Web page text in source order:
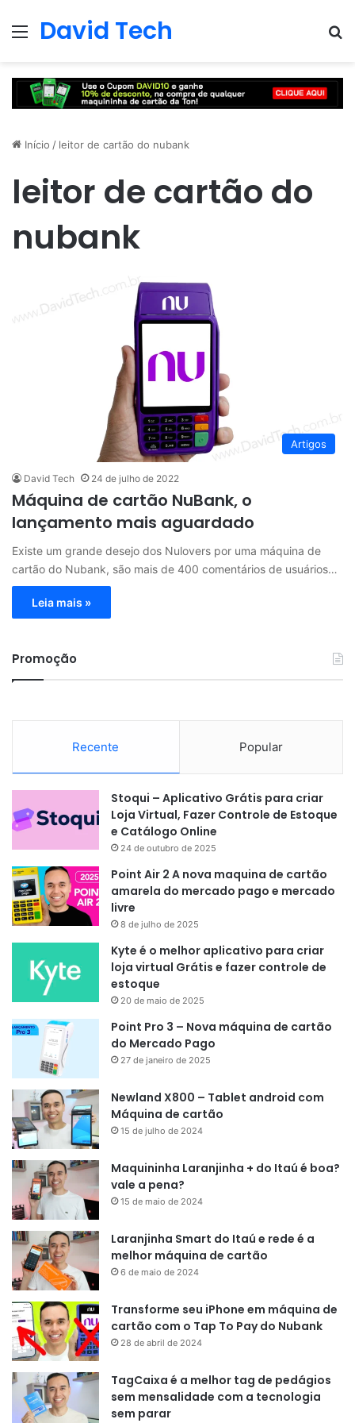
Menu
David Tech
Início / leitor de cartão do nubank
leitor de cartão do
nubank
Artigos
David Tech 24 de julho de 2022
Máquina de cartão NuBank, o
lançamento mais aguardado
Existe um grande desejo dos Nulovers por uma máquina de
cartão do Nubank, são mais de 400 comentários de usuários…
Leia mais »
Promoção
Recente Popular
Stoqui – Aplicativo Grátis para criar
Loja Virtual, Fazer Controle de Estoque
e Catálogo Online
24 de outubro de 2025
Point Air 2 A nova maquina de cartão
amarela do mercado pago e mercado
livre
8 de julho de 2025
Kyte é o melhor aplicativo para criar
loja virtual Grátis e fazer controle de
estoque
20 de maio de 2025
Point Pro 3 – Nova máquina de cartão
do Mercado Pago
27 de janeiro de 2025
Newland X800 – Tablet android com
Máquina de cartão
15 de julho de 2024
Maquininha Laranjinha + do Itaú é boa?
vale a pena?
15 de maio de 2024
Laranjinha Smart do Itaú e rede é a
melhor máquina de cartão
6 de maio de 2024
Transforme seu iPhone em máquina de
cartão com o Tap To Pay do Nubank
28 de abril de 2024
TagCaixa é a melhor tag de pedágios
sem mensalidade com a tecnologia
sem parar